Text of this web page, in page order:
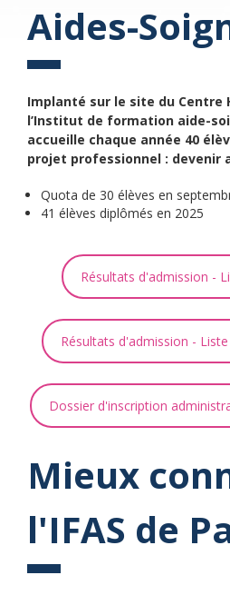
Aides-
Implanté sur le site du Centre
l’Institut de formation aide-
accueille chaque année 40
projet professionnel : devenir
Quota de 30 élèves en
41 élèves diplômés en 2025
Résultats d'admission -
Résultats d'admission -
Dossier d'inscription
Mieux
l'IFAS de